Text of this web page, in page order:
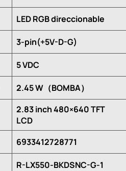
LED RGB direccionable
3-pin(+5V-D-G)
5 VDC
2.45 W（BOMBA）
2.83 inch 480×640 TFT
LCD
6933412728771
R-LX550-BKDSNC-G-1